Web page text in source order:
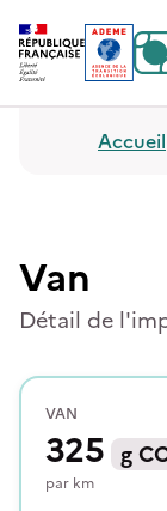
Contenu
Menu
Pied de page
Accueil
Van
Détail de
VAN
325 g
par km